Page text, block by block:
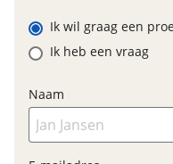
Nieuwprijs
Garanties
Ik wil graag een
Ik heb een vraag
Naam